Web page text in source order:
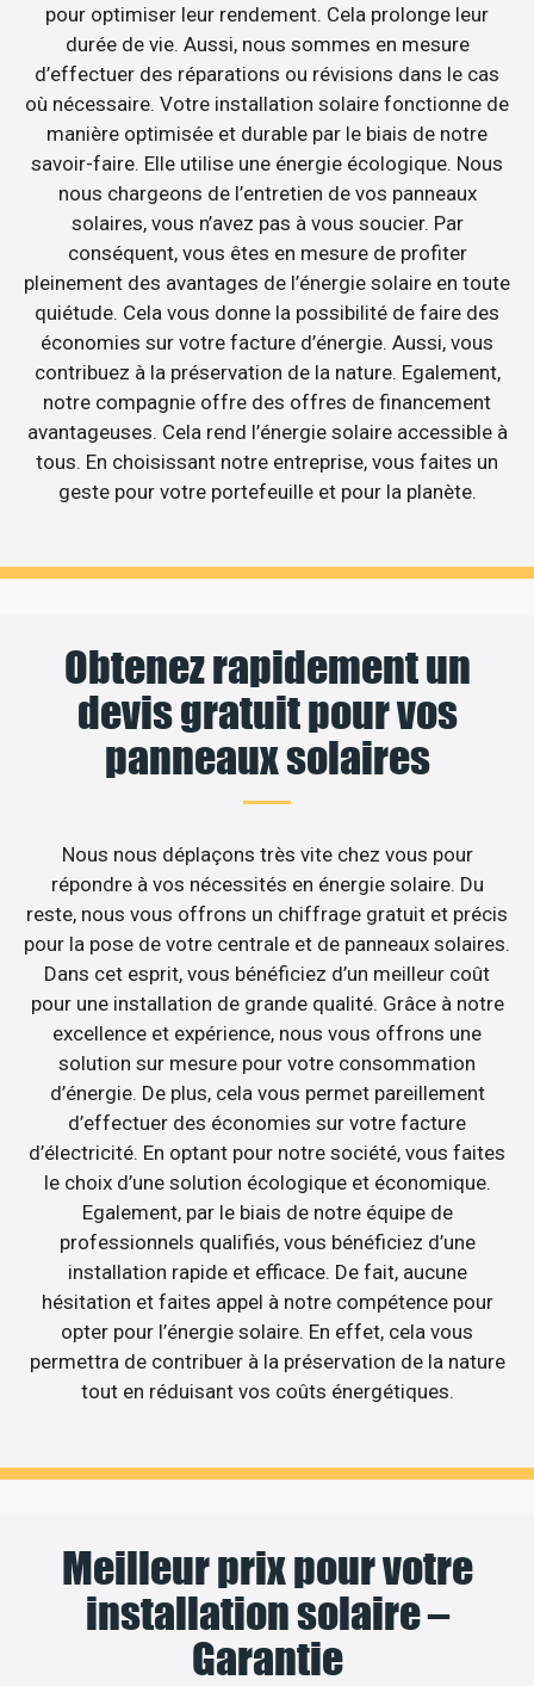
pour optimiser leur rendement. Cela prolonge leur
durée de vie. Aussi, nous sommes en mesure
d’effectuer des réparations ou révisions dans le cas
où nécessaire. Votre installation solaire fonctionne de
manière optimisée et durable par le biais de notre
savoir-faire. Elle utilise une énergie écologique. Nous
nous chargeons de l’entretien de vos panneaux
solaires, vous n’avez pas à vous soucier. Par
conséquent, vous êtes en mesure de profiter
pleinement des avantages de l’énergie solaire en toute
quiétude. Cela vous donne la possibilité de faire des
économies sur votre facture d’énergie. Aussi, vous
contribuez à la préservation de la nature. Egalement,
notre compagnie offre des offres de financement
avantageuses. Cela rend l’énergie solaire accessible à
tous. En choisissant notre entreprise, vous faites un
geste pour votre portefeuille et pour la planète.
Obtenez rapidement un
devis gratuit pour vos
panneaux solaires
Nous nous déplaçons très vite chez vous pour
répondre à vos nécessités en énergie solaire. Du
reste, nous vous offrons un chiffrage gratuit et précis
pour la pose de votre centrale et de panneaux solaires.
Dans cet esprit, vous bénéficiez d’un meilleur coût
pour une installation de grande qualité. Grâce à notre
excellence et expérience, nous vous offrons une
solution sur mesure pour votre consommation
d’énergie. De plus, cela vous permet pareillement
d’effectuer des économies sur votre facture
d’électricité. En optant pour notre société, vous faites
le choix d’une solution écologique et économique.
Egalement, par le biais de notre équipe de
professionnels qualifiés, vous bénéficiez d’une
installation rapide et efficace. De fait, aucune
hésitation et faites appel à notre compétence pour
opter pour l’énergie solaire. En effet, cela vous
permettra de contribuer à la préservation de la nature
tout en réduisant vos coûts énergétiques.
Meilleur prix pour votre
installation solaire –
Garantie